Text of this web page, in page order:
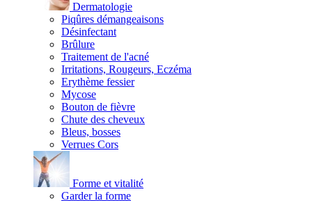
Dermatologie
Piqûres démangeaisons
Désinfectant
Brûlure
Traitement de l'acné
Irritations, Rougeurs, Eczéma
Erythème fessier
Mycose
Bouton de fièvre
Chute des cheveux
Bleus, bosses
Verrues Cors
Forme et vitalité
Garder la forme